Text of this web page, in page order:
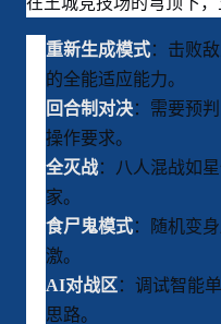
重新生成模式：击败
的全能适应能力。
回合制对决：需要预
操作要求。
全灭战：八人混战如
家。
食尸鬼模式：随机变
激。
AI对战区：调试智能
思路。